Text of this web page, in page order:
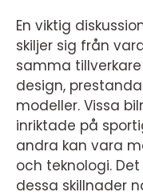
En viktig
skiljer sig från
samma
design,
modeller. Vissa
inriktade på
andra kan vara
och teknologi.
dessa skillnader